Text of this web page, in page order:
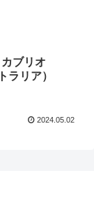
ブリオ
ラリア）
2024.05.02